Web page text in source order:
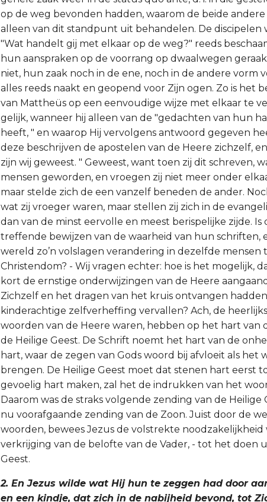
op de weg bevonden hadden, waarom de beide
alleen van dit standpunt uit behandelen. De discipelen
"Wat handelt gij met elkaar op de weg?" reeds
hun aanspraken op de voorrang op dwaalwegen
niet, hun zaak noch in de ene, noch in de andere vorm
alles reeds naakt en geopend voor Zijn ogen. Zo is het
van Mattheüs op een eenvoudige wijze met elkaar te
gelijk, wanneer hij alleen van de "gedachten van hun
heeft, " en waarop Hij vervolgens antwoord gegeven
deze beschrijven de apostelen van de Heere zichzelf,
zijn wij geweest. " Geweest, want toen zij dit schreven,
mensen geworden, en vroegen zij niet meer onder
maar stelde zich de een vanzelf beneden de ander.
wat zij vroeger waren, maar stellen zij zich in de
dan van de minst eervolle en meest berispelijke zijde. Is
treffende bewijzen van de waarheid van hun schriften,
wereld zo’n volslagen verandering in dezelfde
Christendom? - Wij vragen echter: hoe is het mogelijk,
kort de ernstige onderwijzingen van de Heere
Zichzelf en het dragen van het kruis ontvangen
kinderachtige zelfverheffing vervallen? Ach, de
woorden van de Heere waren, hebben op het hart van
de Heilige Geest. De Schrift noemt het hart van de
hart, waar de zegen van Gods woord bij afvloeit als
brengen. De Heilige Geest moet dat stenen hart eerst
gevoelig hart maken, zal het de indrukken van het
Daarom was de straks volgende zending van de Heilige
nu voorafgaande zending van de Zoon. Juist door de
woorden, bewees Jezus de volstrekte
verkrijging van de belofte van de Vader, - tot het doen
Geest.
2. En Jezus wilde wat Hij hun te zeggen had door
en een kindje, dat zich in de nabijheid bevond, tot